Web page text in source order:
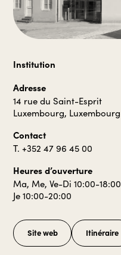
Institution
Adresse
14 rue du Saint-Esprit
Luxembourg, Luxembourg
Contact
T. +352 47 96 45 00
Heures d’ouverture
Ma, Me, Ve-Di 10:00-18:00
Je 10:00-20:00
Site web Itinéraire